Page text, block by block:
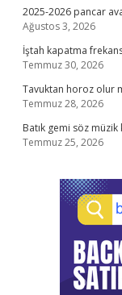
2025-2026 pancar
Ağustos 3, 2026
İştah kapatma
Temmuz 30, 2026
Tavuktan horoz olur
Temmuz 28, 2026
Batık gemi söz müzik
Temmuz 25, 2026